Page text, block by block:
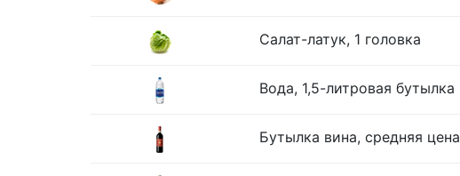
Салат-латук, 1 головка
Вода, 1,5-литровая бутылка
Бутылка вина, средняя цена